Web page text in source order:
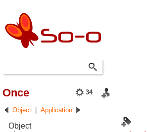
34
Once
Object Application
Object